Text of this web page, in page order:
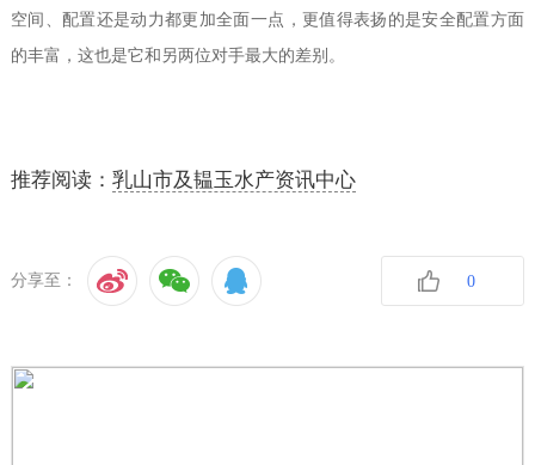
空间、配置还是动力都更加全面一点，更值得表扬的是安全配置方面
的丰富，这也是它和另两位对手最大的差别。
推荐阅读： 乳山市及韫玉水产资讯中心
分享至： 0